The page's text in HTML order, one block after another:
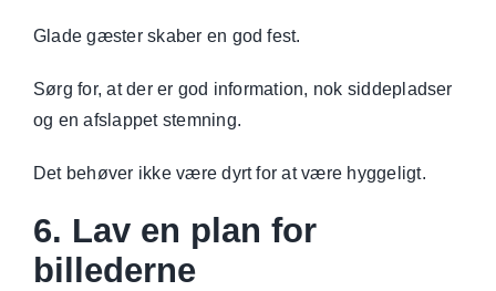
Glade gæster skaber en god fest.
Sørg for, at der er god information, nok siddepladser
og en afslappet stemning.
Det behøver ikke være dyrt for at være hyggeligt.
6. Lav en plan for
billederne